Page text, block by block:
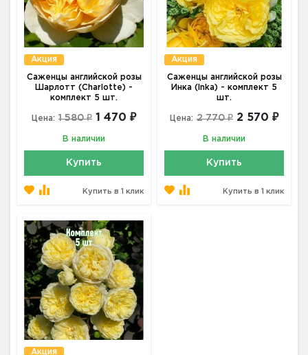
Акция
Саженцы английской розы
Шарлотт (Charlotte) -
комплект 5 шт.
Цена: 1 580 ₽ 1 470 ₽
В наличии
Купить
Купить в 1 клик
Акция
Саженцы английской розы
Инка (Inka) - комплект 5
шт.
Цена: 2 770 ₽ 2 570 ₽
В наличии
Купить
Купить в 1 клик
Акция